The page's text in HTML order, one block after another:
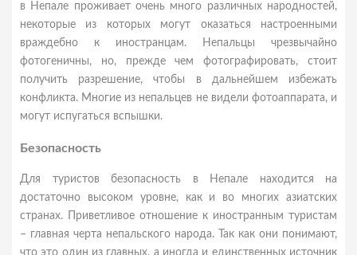
в Непале проживает очень много различных народностей,
некоторые из которых могут оказаться настроенными
враждебно к иностранцам. Непальцы чрезвычайно
фотогеничны, но, прежде чем фотографировать, стоит
получить разрешение, чтобы в дальнейшем избежать
конфликта. Многие из непальцев не видели фотоаппарата, и
могут испугаться вспышки.
Безопасность
Для туристов безопасность в Непале находится на
достаточно высоком уровне, как и во многих азиатских
странах. Приветливое отношение к иностранным туристам
– главная черта непальского народа. Так как они понимают,
что это один из главных, а иногда и единственных источник